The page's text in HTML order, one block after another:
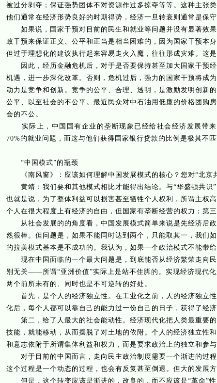
被过分剥夺；保证强势团体不对资源作过多掠夺等等。这种主张
他们通常在经济形势良好的时期得势，经济一旦转衰则通常是保
如果说，国家干预对目前的民生和就业等问题并没有显著效果
政干预来保证正义、公平和正当是相当困难的，因为国家干预本
但过于理想化的建议执行起来容易走火入魔，往往形成灾难。这
因此，经历金融危机后，对于是否要保持甚至加大国家干预经
机遇，进一步深化改革。否则，危机过后，强力的国家干预将成
动力是竞争和创新。竞争的公平、合理、透明，是激励发明创新
公平、以至社会的不公平。最近民众对中石油用低廉的价格团购
会的不公。
实际上，中国国有企业的垄断现象已经给社会经济发展带
70%的就业问题，而这与他们获得国家银行贷款的比例是极其不
“中国模式”的瓶颈
《南风窗》：应该如何理解中国发展模式的核心？您对“北京
黄靖：我们要和其他模式相比才能得出结论。与“华盛顿共识”
也就是说，为了整体利益可以损害甚至牺牲个人权利，所谓主
个人在很大程度上有经济的自由，但国家有垄断经营的权力；第
从社会发展的的角度看，中国发展模式简单来说是先经济后政
然很棒。但问题是，如果不能同时达到两个，只能取其一，我们
的拉美模式基本是不成功的。我认为，如果一个政治模式不能带
现在中国面临的一个最大问题是，到底能否从经济繁荣走向民
别无关——所谓“亚洲价值”实际上是站不住脚的。实现经济现代
两个前所未有的、同时也是不可逆转的好处。
首先，是个人的经济独立性。在工业化之前，人的经济独立性
化后，每个人都可以靠自己的能力过一份自己的日子，获得了经
第二，给了人最大的社会能动性。经济现代化把人类最重要的
技能，就能移动，从而摆脱了对土地的依附。个人的经济独立性
和意志依附于所谓集体利益和权力，而是要求政治上的独立和参
对于目前的中国而言，走向民主政治制度需要一个渐进的过程
这个过程是一个动态的过程，也会有反复甚至倒退。但大的发展
但是，这个转变应该是渐进的，改良的，而不应该是“革命”